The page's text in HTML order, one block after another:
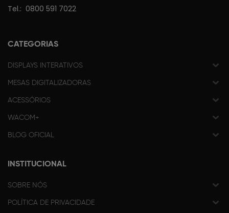
Tel.: 0800 591 7022
CATEGORIAS
DISPLAYS INTERATIVOS
MESAS DIGITALIZADORAS
ACESSÓRIOS
WACOM+
BLOG OFICIAL
INSTITUCIONAL
SOBRE NÓS
POLÍTICA DE PRIVACIDADE